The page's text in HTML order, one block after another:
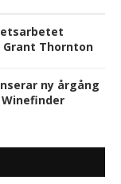
Thornton
ny årgång